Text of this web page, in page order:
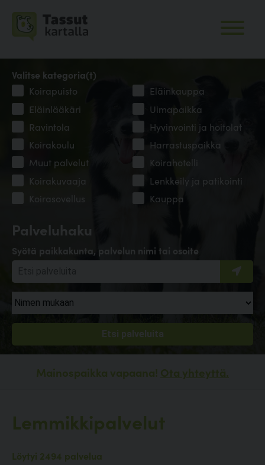
Palveluhaku
Syötä paikkakunta, palvelun nimi tai osoite
Valitse kategoria(t)
Koirapuisto
Eläinkauppa
Eläinlääkäri
Uimapaikka
Ravintola
Hyvinvointi ja hoitolat
Koirakoulu
Harrastuspaikka
Muut palvelut
Koirahotelli
Koirakuvaaja
Lenkkeily ja patikointi
Koirasovellus
Kauppa
Mainospaikka vapaana! Ota yhteyttä.
Lemmikkipalvelut
Löytyi 2494 palvelua